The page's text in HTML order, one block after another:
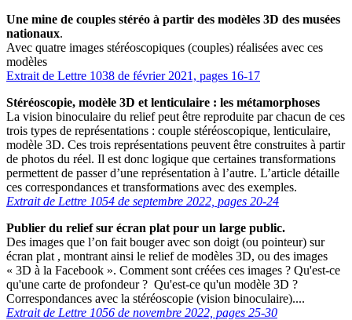
Une mine de couples stéréo à partir des modèles 3D des musées
nationaux.
Avec quatre images stéréoscopiques (couples) réalisées avec ces
modèles
Extrait de Lettre 1038 de février 2021, pages 16-17
Stéréoscopie, modèle 3D et lenticulaire : les métamorphoses
La vision binoculaire du relief peut être reproduite par chacun de ces
trois types de représentations : couple stéréoscopique, lenticulaire,
modèle 3D. Ces trois représentations peuvent être construites à partir
de photos du réel. Il est donc logique que certaines transformations
permettent de passer d’une représentation à l’autre. L’article détaille
ces correspondances et transformations avec des exemples.
Extrait de Lettre 1054 de septembre 2022, pages 20-24
Publier du relief sur écran plat pour un large public.
Des images que l’on fait bouger avec son doigt (ou pointeur) sur
écran plat , montrant ainsi le relief de modèles 3D, ou des images
« 3D à la Facebook ». Comment sont créées ces images ? Qu'est-ce
qu'une carte de profondeur ? Qu'est-ce qu'un modèle 3D ?
Correspondances avec la stéréoscopie (vision binoculaire)....
Extrait de Lettre 1056 de novembre 2022, pages 25-30